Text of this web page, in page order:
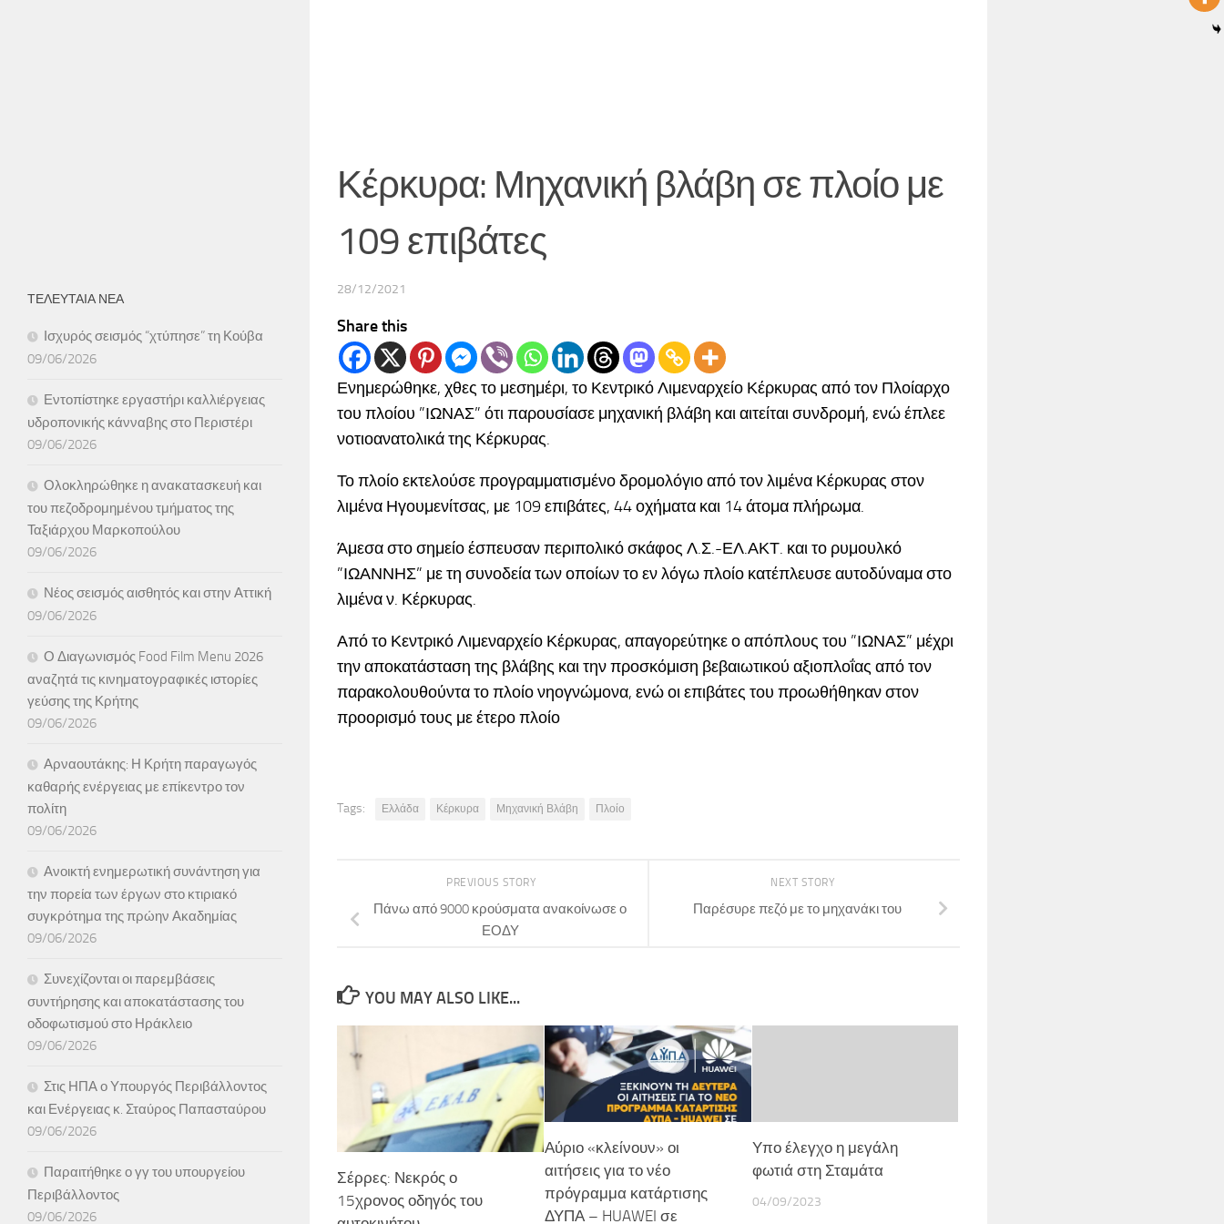
Κέρκυρα: Μηχανική βλάβη σε πλοίο με
109 επιβάτες
28/12/2021
Share this
Ενημερώθηκε, χθες το μεσημέρι, το Κεντρικό Λιμεναρχείο Κέρκυρας από τον Πλοίαρχο
του πλοίου ”ΙΩΝΑΣ” ότι παρουσίασε μηχανική βλάβη και αιτείται συνδρομή, ενώ έπλεε
νοτιοανατολικά της Κέρκυρας.
Το πλοίο εκτελούσε προγραμματισμένο δρομολόγιο από τον λιμένα Κέρκυρας στον
λιμένα Ηγουμενίτσας, με 109 επιβάτες, 44 οχήματα και 14 άτομα πλήρωμα.
Άμεσα στο σημείο έσπευσαν περιπολικό σκάφος Λ.Σ.-ΕΛ.ΑΚΤ. και το ρυμουλκό
”ΙΩΑΝΝΗΣ” με τη συνοδεία των οποίων το εν λόγω πλοίο κατέπλευσε αυτοδύναμα στο
λιμένα ν. Κέρκυρας.
Από το Κεντρικό Λιμεναρχείο Κέρκυρας, απαγορεύτηκε ο απόπλους του ”ΙΩΝΑΣ” μέχρι
την αποκατάσταση της βλάβης και την προσκόμιση βεβαιωτικού αξιοπλοΐας από τον
παρακολουθούντα το πλοίο νηογνώμονα, ενώ οι επιβάτες του προωθήθηκαν στον
προορισμό τους με έτερο πλοίο
Tags: Ελλάδα Κέρκυρα Μηχανική Βλάβη Πλοίο
NEXT STORY
Παρέσυρε πεζό με το μηχανάκι του
PREVIOUS STORY
Πάνω από 9000 κρούσματα ανακοίνωσε ο
ΕΟΔΥ
YOU MAY ALSO LIKE...
Σέρρες: Νεκρός ο
15χρονος οδηγός του
Αύριο «κλείνουν» οι
αιτήσεις για το νέο
πρόγραμμα κατάρτισης
ΔΥΠΑ – HUAWEI σε
Υπο έλεγχο η μεγάλη
φωτιά στη Σταμάτα
04/09/2023
ΤΕΛΕΥΤΑΙΑ ΝΕΑ
Ισχυρός σεισμός “χτύπησε” τη Κούβα
09/06/2026
Εντοπίστηκε εργαστήρι καλλιέργειας
υδροπονικής κάνναβης στο Περιστέρι
09/06/2026
Ολοκληρώθηκε η ανακατασκευή και
του πεζοδρομημένου τμήματος της
Ταξιάρχου Μαρκοπούλου
09/06/2026
Νέος σεισμός αισθητός και στην Αττική
09/06/2026
Ο Διαγωνισμός Food Film Menu 2026
αναζητά τις κινηματογραφικές ιστορίες
γεύσης της Κρήτης
09/06/2026
Αρναουτάκης: Η Κρήτη παραγωγός
καθαρής ενέργειας με επίκεντρο τον
πολίτη
09/06/2026
Ανοικτή ενημερωτική συνάντηση για
την πορεία των έργων στο κτιριακό
συγκρότημα της πρώην Ακαδημίας
09/06/2026
Συνεχίζονται οι παρεμβάσεις
συντήρησης και αποκατάστασης του
οδοφωτισμού στο Ηράκλειο
09/06/2026
Στις ΗΠΑ ο Υπουργός Περιβάλλοντος
και Ενέργειας κ. Σταύρος Παπασταύρου
09/06/2026
Παραιτήθηκε ο γγ του υπουργείου
Περιβάλλοντος
09/06/2026